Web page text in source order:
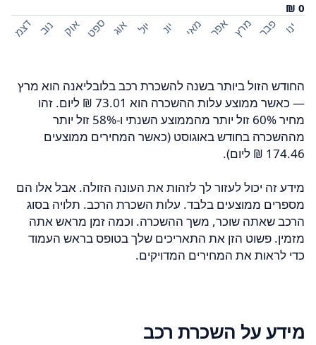
ינו פבר מרץ אפר מאי יונ יול אוג ספט אוק נוב דצמ
החודש הזול ביותר בשנה להשכרת רכב בלובליאנה הוא מרץ
— כאשר ממוצע עלות ההשכרה הוא ‏73.01 ‏₪ ליום. זהו
מחיר 60% זול יותר מהממוצע השנתי ו-58% זול יותר
מההשכרה בחודש באוגוסט (כאשר המחירים ממוצעים
מידע זה יכול לעזור לך לזהות את העונה הזולה. אבל אלו הם
מספרים ממוצעים בלבד. עלות השכרת הרכב. תלויה בסוג
הרכב שאתה שוכר, משך ההשכרה. וכמה זמן מראש אתה
מזמין. פשוט הזן את התאריכים שלך בטופס בראש העמוד
כדי לראות את המחירים המדויקים.
מידע על השכרת רכב